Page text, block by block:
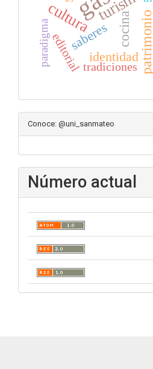
cultura cocina
saberes
identidad
editorialtradiciones
paradigma
Conoce: @uni_sanmateo
Número actual